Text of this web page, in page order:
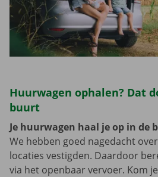
Huurwagen ophalen? Dat
buurt
Je huurwagen haal je op in de
We hebben goed nagedacht
locaties vestigden. Daardoor
via het openbaar vervoer. Kom